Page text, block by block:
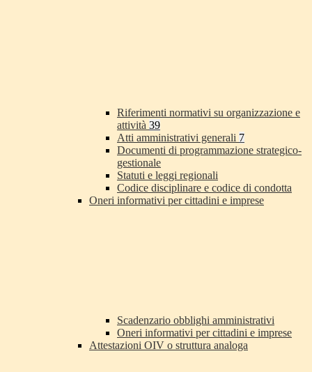
Riferimenti normativi su organizzazione e
attività 39
Atti amministrativi generali 7
Documenti di programmazione strategico-
gestionale
Statuti e leggi regionali
Codice disciplinare e codice di condotta
Oneri informativi per cittadini e imprese
Scadenzario obblighi amministrativi
Oneri informativi per cittadini e imprese
Attestazioni OIV o struttura analoga